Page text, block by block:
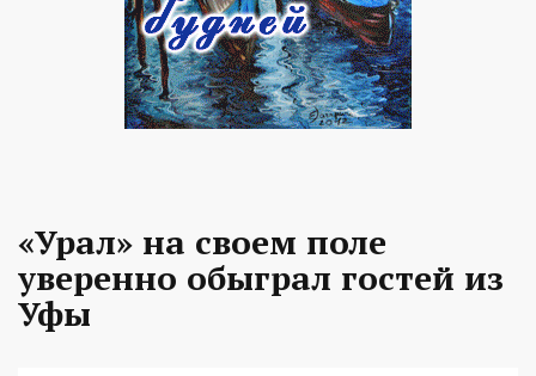
«Урал» на своем поле
уверенно обыграл гостей из
Уфы